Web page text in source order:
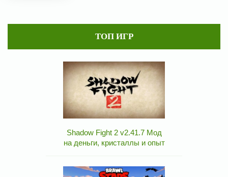
ТОП ИГР
Shadow Fight 2 v2.41.7 Мод
на деньги, кристаллы и опыт